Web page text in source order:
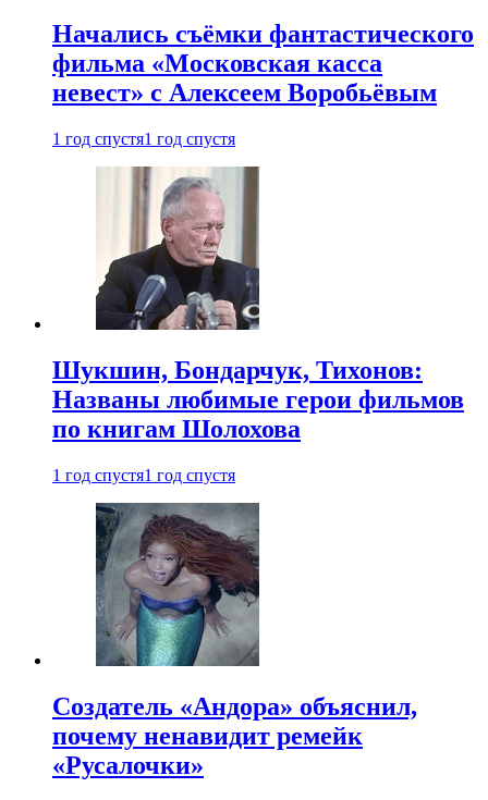
Начались съёмки фантастического
фильма «Московская касса
невест» с Алексеем Воробьёвым
1 год спустя1 год спустя
Шукшин, Бондарчук, Тихонов:
Названы любимые герои фильмов
по книгам Шолохова
1 год спустя1 год спустя
Создатель «Андора» объяснил,
почему ненавидит ремейк
«Русалочки»